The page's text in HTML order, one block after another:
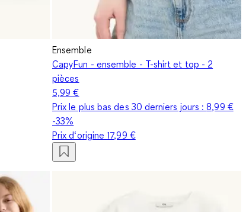
Ensemble
CapyFun - ensemble - T-shirt et top - 2
pièces
5,99 €
Prix le plus bas des 30 derniers jours :8,99 €
-33%
Prix d‘origine17,99 €